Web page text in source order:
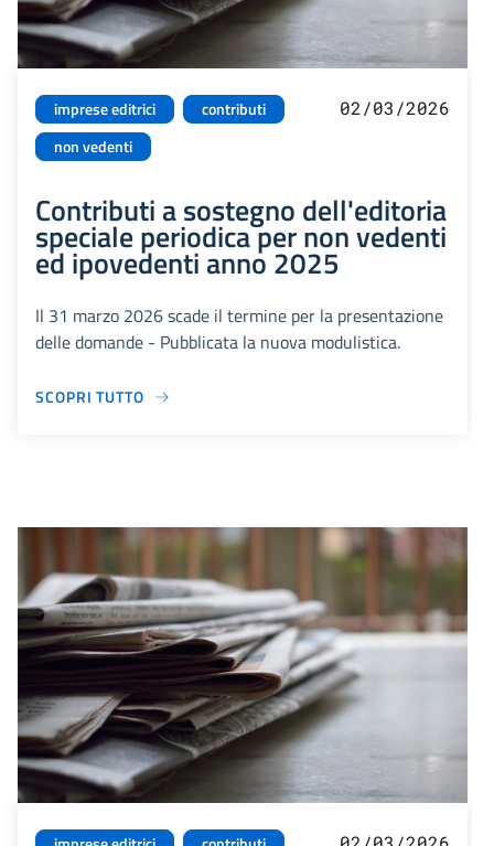
imprese editrici
contributi
non vedenti
02/03/2026
Contributi a sostegno dell'editoria
speciale periodica per non vedenti
ed ipovedenti anno 2025
Il 31 marzo 2026 scade il termine per la presentazione
delle domande - Pubblicata la nuova modulistica.
SCOPRI TUTTO